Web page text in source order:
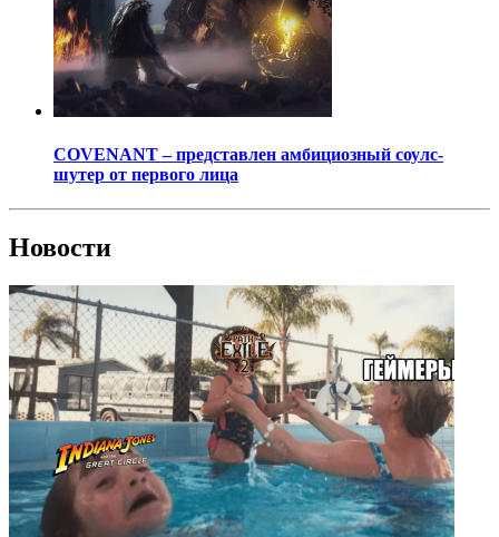
COVENANT – представлен амбициозный соулс-
шутер от первого лица
Новости